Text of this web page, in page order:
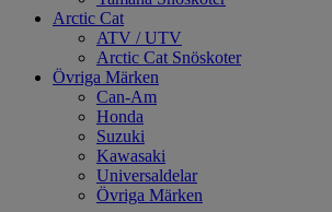
Arctic Cat
ATV / UTV
Arctic Cat Snöskoter
Övriga Märken
Can-Am
Honda
Suzuki
Kawasaki
Universaldelar
Övriga Märken